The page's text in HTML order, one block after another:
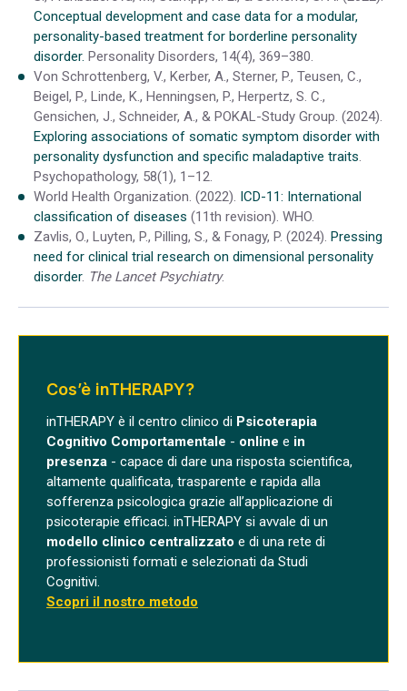
Conceptual development and case data for a modular,
personality-based treatment for borderline personality
disorder. Personality Disorders, 14(4), 369–380.
Von Schrottenberg, V., Kerber, A., Sterner, P., Teusen, C.,
Beigel, P., Linde, K., Henningsen, P., Herpertz, S. C.,
Gensichen, J., Schneider, A., & POKAL-Study Group. (2024).
Exploring associations of somatic symptom disorder with
personality dysfunction and specific maladaptive traits.
Psychopathology, 58(1), 1–12.
World Health Organization. (2022). ICD-11: International
classification of diseases (11th revision). WHO.
Zavlis, O., Luyten, P., Pilling, S., & Fonagy, P. (2024). Pressing
need for clinical trial research on dimensional personality
disorder. The Lancet Psychiatry.
Cos’è inTHERAPY?
inTHERAPY è il centro clinico di Psicoterapia
Cognitivo Comportamentale - online e in
presenza - capace di dare una risposta scientifica,
altamente qualificata, trasparente e rapida alla
sofferenza psicologica grazie all’applicazione di
psicoterapie efficaci. inTHERAPY si avvale di un
modello clinico centralizzato e di una rete di
professionisti formati e selezionati da Studi
Cognitivi.
Scopri il nostro metodo